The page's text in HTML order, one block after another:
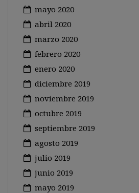
mayo 2020
abril 2020
marzo 2020
febrero 2020
enero 2020
diciembre 2019
noviembre 2019
octubre 2019
septiembre 2019
agosto 2019
julio 2019
junio 2019
mayo 2019